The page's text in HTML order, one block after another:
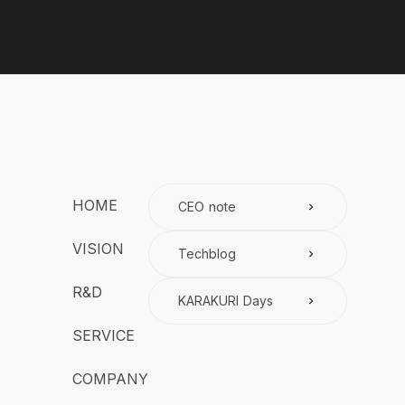
HOME
VISION
R&D
SERVICE
COMPANY
CEO note keyboard_arrow_right
Techblog keyboard_arrow_right
KARAKURI Days keyboard_arrow_right